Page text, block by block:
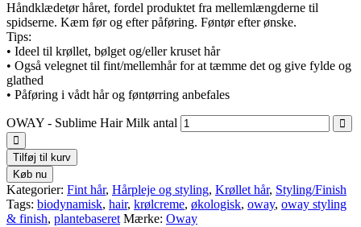
Håndklædetør håret, fordel produktet fra mellemlængderne til
spidserne. Kæm før og efter påføring. Føntør efter ønske.
Tips:
• Ideel til krøllet, bølget og/eller kruset hår
• Også velegnet til fint/mellemhår for at tæmme det og give fylde og
glathed
• Påføring i vådt hår og føntørring anbefales
OWAY - Sublime Hair Milk antal
Tilføj til kurv
Køb nu
Kategorier: Fint hår, Hårpleje og styling, Krøllet hår, Styling/Finish
Tags: biodynamisk, hair, krølcreme, økologisk, oway, oway styling
& finish, plantebaseret Mærke: Oway